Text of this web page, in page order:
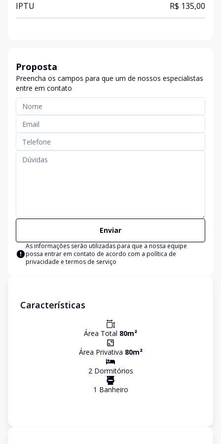
IPTU R$ 135,00
Proposta
Preencha os campos para que um de nossos especialistas
entre em contato
Enviar
As informações serão utilizadas para que a nossa equipe
possa entrar em contato de acordo com a política de
privacidade e termos de serviço
Características
Área Total 80m²
Área Privativa 80m²
2Dormitórios
1 Banheiro